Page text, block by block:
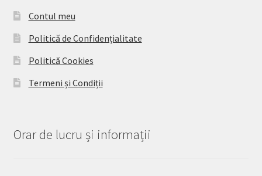
Contul meu
Politică de Confidențialitate
Politică Cookies
Termeni și Condiții
Orar de lucru și informații